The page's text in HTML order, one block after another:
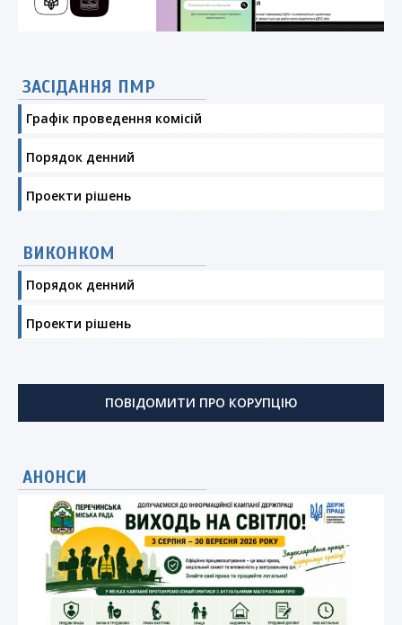
ЗАСІДАННЯ ПМР
Графік проведення комісій
Порядок денний
Проекти рішень
ВИКОНКОМ
Порядок денний
Проекти рішень
ПОВІДОМИТИ ПРО КОРУПЦІЮ
АНОНСИ